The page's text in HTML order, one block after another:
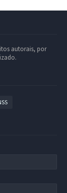
autorais, por